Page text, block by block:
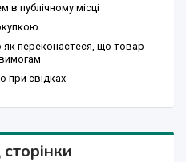
публічному місці
як переконаєтеся, що товар
при свідках